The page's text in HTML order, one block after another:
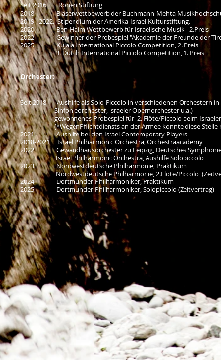
Seit 2016 Ronen Stiftung
2018 Bläserwettbewerb der Buchmann-Mehta
2019 - 2022. Stipendium der Amerika-Israel-Kulturstiftung.
2020 Ben-Haim Wettbewerb für Israelische Musik - 2.Preis
2022 Gewinner der Probespiel "Akademie der Freunde der
2025 Kujala International Piccolo Competition, 2. Preis
3. Dutch International Piccolo Competition, 1. Preis
Orchester:
Seit 2018 Aushilfe als Solo-Piccolo in verschiedenen Orchestern in
Sinfonieorchester, Israeler Opernorchester u.a.)
gewonnenes Probespiel für 2. Flöte/Piccolo beim Israeler
(*WegenPflichtdiensts an der Armee konnte diese Stelle
2021 Aushilfe bei den Israel Contemporary Players
2018-2021 Israel Philharmonic Orchestra, Orchestraacademy
2022 Gewandhausorchester zu Leipzig, Deutsches Symphonie-
Israel Philharmonic Orchestra, Aushilfe Solopiccolo
2023 Nordwestdeutsche Philharmonie, Praktikum
Nordwestdeutsche Philharmonie, 2.Flöte/Piccolo
2024 Dortmunder Philharmoniker, Praktikum
2025 Dortmunder Philharmoniker, Solopiccolo (Zeitvertrag)